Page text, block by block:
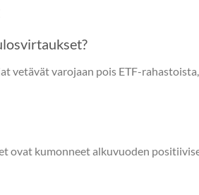
vetävät varojaan pois ETF-
ovat kumonneet alkuvuoden